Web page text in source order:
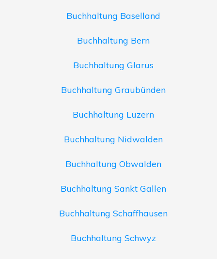
Buchhaltung Baselland
Buchhaltung Bern
Buchhaltung Glarus
Buchhaltung Graubünden
Buchhaltung Luzern
Buchhaltung Nidwalden
Buchhaltung Obwalden
Buchhaltung Sankt Gallen
Buchhaltung Schaffhausen
Buchhaltung Schwyz